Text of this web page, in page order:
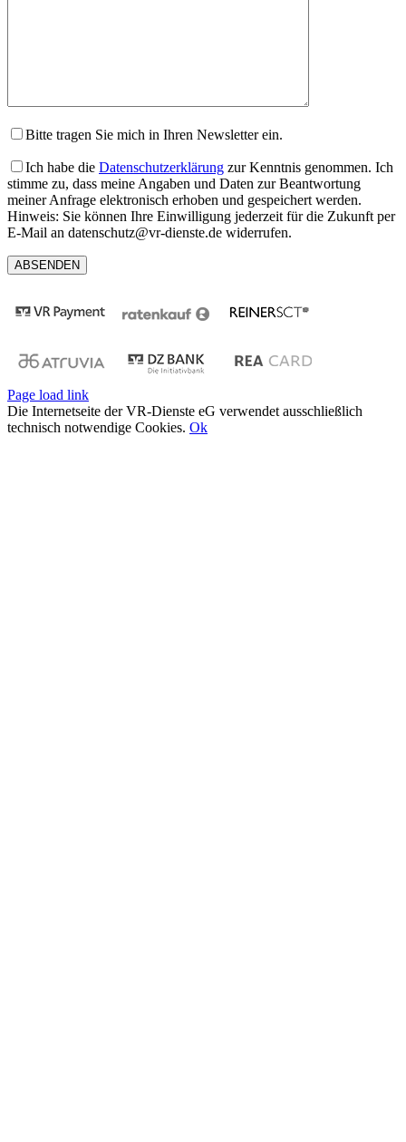
Bitte tragen Sie mich in Ihren Newsletter ein.
Ich habe die Datenschutzerklärung zur Kenntnis genommen. Ich
stimme zu, dass meine Angaben und Daten zur Beantwortung
meiner Anfrage elektronisch erhoben und gespeichert werden.
Hinweis: Sie können Ihre Einwilligung jederzeit für die Zukunft per
E-Mail an datenschutz@vr-dienste.de widerrufen.
Page load link
Die Internetseite der VR-Dienste eG verwendet ausschließlich
technisch notwendige Cookies. Ok